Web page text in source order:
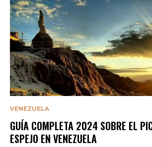
VENEZUELA
GUÍA COMPLETA 2024 SOBRE EL
ESPEJO EN VENEZUELA